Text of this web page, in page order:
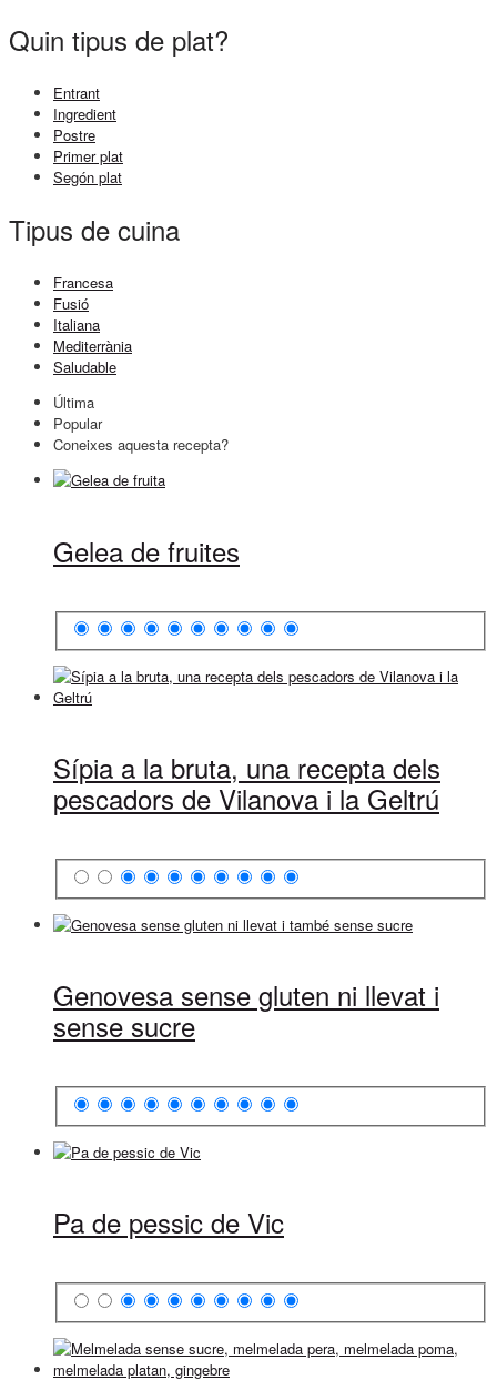
Quin tipus de plat?
Entrant
Ingredient
Postre
Primer plat
Segón plat
Tipus de cuina
Francesa
Fusió
Italiana
Mediterrània
Saludable
Última
Popular
Coneixes aquesta recepta?
Gelea de fruites
Sípia a la bruta, una recepta dels
pescadors de Vilanova i la Geltrú
Genovesa sense gluten ni llevat i
sense sucre
Pa de pessic de Vic